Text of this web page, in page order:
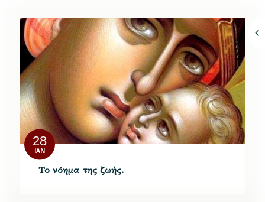
28
ΙΑΝ
Το νόημα της ζωής.